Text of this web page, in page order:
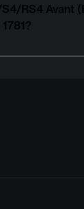
RS4 Avant